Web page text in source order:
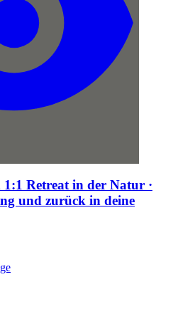
Retreat in der Natur ·
und zurück in deine